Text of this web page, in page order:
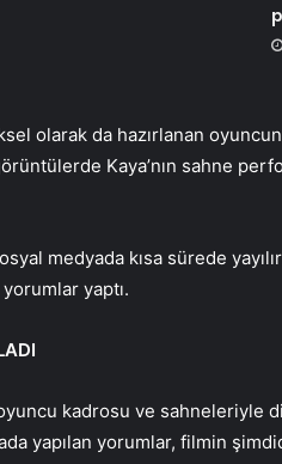
olarak da hazırlanan
Kaya’nın sahne
medyada kısa sürede
yaptı.
kadrosu ve sahneleriyle
yapılan yorumlar, filmin